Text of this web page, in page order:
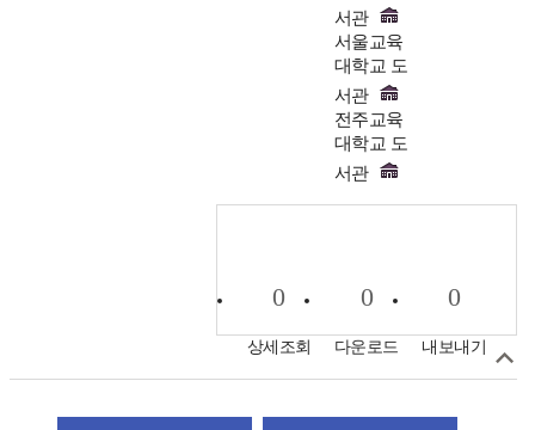
서관
서울교육
대학교 도
서관
전주교육
대학교 도
서관
0
상세조회
0
다운로드
0
내보내기